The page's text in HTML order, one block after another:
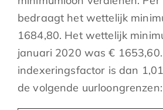
bedraagt het wettelijk
1684,80. Het wettelijk
januari 2020 was €
indexeringsfactor is dan
de volgende uurloongrenzen: